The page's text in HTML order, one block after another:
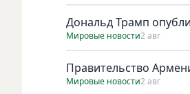
Дональд Трамп
Мировые новости2 авг
Правительство
Мировые новости2 авг